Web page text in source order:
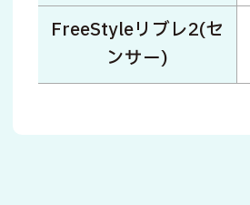
FreeStyleリブレ2(セ
ンサー)